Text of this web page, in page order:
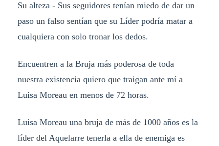
Su alteza - Sus seguidores tenían miedo de dar un
paso un falso sentían que su Líder podría matar a
cualquiera con solo tronar los dedos.
Encuentren a la Bruja más poderosa de toda
nuestra existencia quiero que traigan ante mí a
Luisa Moreau en menos de 72 horas.
Luisa Moreau una bruja de más de 1000 años es la
líder del Aquelarre tenerla a ella de enemiga es